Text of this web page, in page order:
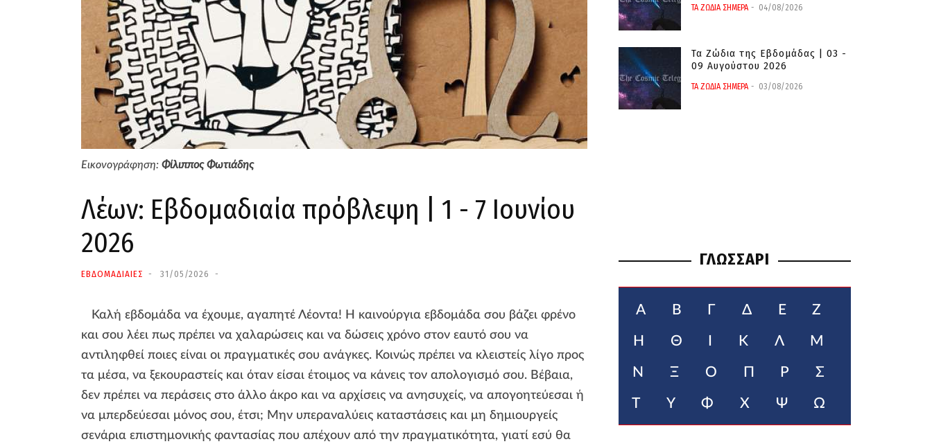
Εικονογράφηση: Φίλιππος Φωτιάδης
Λέων: Εβδομαδιαία πρόβλεψη | 1 - 7 Ιουνίου
2026
ΕΒΔΟΜΑΔΙΑΙΕΣ 31/05/2026
Καλή εβδομάδα να έχουμε, αγαπητέ Λέοντα! Η καινούργια εβδομάδα σου βάζει φρένο
και σου λέει πως πρέπει να χαλαρώσεις και να δώσεις χρόνο στον εαυτό σου να
αντιληφθεί ποιες είναι οι πραγματικές σου ανάγκες. Κοινώς πρέπει να κλειστείς λίγο προς
τα μέσα, να ξεκουραστείς και όταν είσαι έτοιμος να κάνεις τον απολογισμό σου. Βέβαια,
δεν πρέπει να περάσεις στο άλλο άκρο και να αρχίσεις να ανησυχείς, να απογοητεύεσαι ή
να μπερδεύεσαι μόνος σου, έτσι; Μην υπεραναλύεις καταστάσεις και μη δημιουργείς
σενάρια επιστημονικής φαντασίας που απέχουν από την πραγματικότητα, γιατί εσύ θα
ΤΑ ΖΩΔΙΑ ΣΗΜΕΡΑ 04/08/2026
Τα Ζώδια της Εβδομάδας | 03 -
09 Αυγούστου 2026
ΤΑ ΖΩΔΙΑ ΣΗΜΕΡΑ 03/08/2026
ΓΛΩΣΣΑΡΙ
Α Β Γ Δ Ε Ζ
Η Θ Κ Λ Μ
Ν Ξ Ο Π Ρ Σ
Τ Υ Φ Χ Ψ Ω